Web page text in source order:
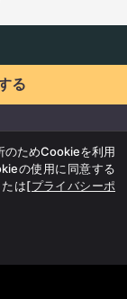
る
のためCookieを利用
の使用に同意する
たは[プライバシーポ